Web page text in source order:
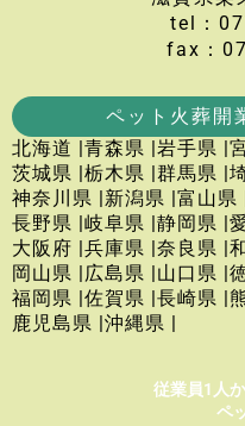
tel：
fax：
ペット火葬開
北海道 |青森県 |岩手県 |
茨城県 |栃木県 |群馬県 |
神奈川県 |新潟県 |富山県
長野県 |岐阜県 |静岡県 |
大阪府 |兵庫県 |奈良県 |
岡山県 |広島県 |山口県 |
福岡県 |佐賀県 |長崎県 |
鹿児島県 |沖縄県 |
従業員1人
ペ